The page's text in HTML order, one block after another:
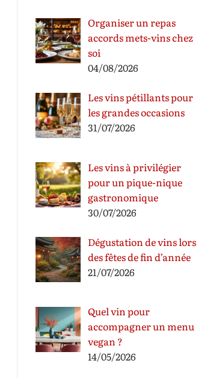
Organiser un repas
accords mets-vins chez
soi
04/08/2026
Les vins pétillants pour
les grandes occasions
31/07/2026
Les vins à privilégier
pour un pique-nique
gastronomique
30/07/2026
Dégustation de vins lors
des fêtes de fin d’année
21/07/2026
Quel vin pour
accompagner un menu
vegan ?
14/05/2026